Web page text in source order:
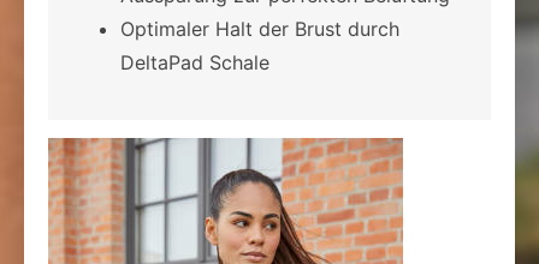
Optimaler Halt der Brust durch
DeltaPad Schale